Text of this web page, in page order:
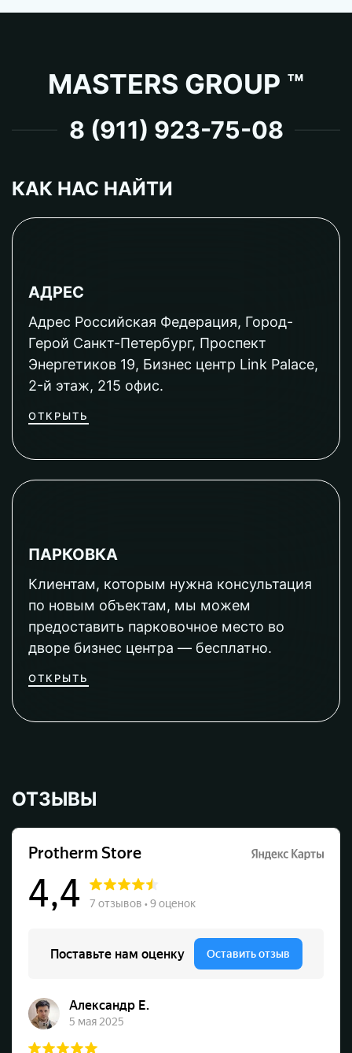
MASTERS GROUP ™
8 (911) 923-75-08
КАК НАС НАЙТИ
АДРЕС
Адрес Российская Федерация, Город-
Герой Санкт-Петербург, Проспект
Энергетиков 19, Бизнес центр Link Palace,
2-й этаж, 215 офис.
ОТКРЫТЬ
ПАРКОВКА
Клиентам, которым нужна консультация
по новым объектам, мы можем
предоставить парковочное место во
дворе бизнес центра — бесплатно.
ОТКРЫТЬ
ОТЗЫВЫ